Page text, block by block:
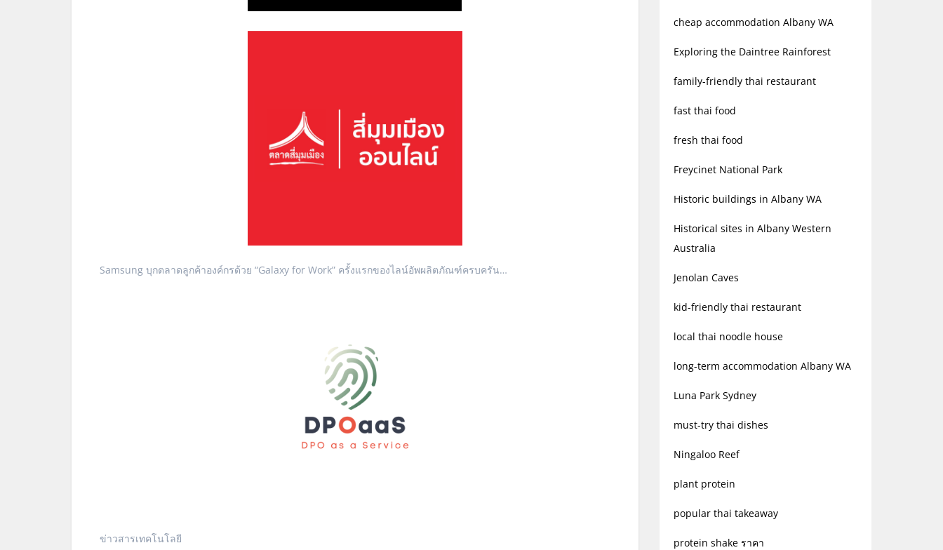
Samsung บุกตลาดลูกค้าองค์กรด้วย “Galaxy for Work” ครั้งแรกของไลน์อัพผลิตภัณฑ์ครบครัน…
ข่าวสารเทคโนโลยี
cheap accommodation Albany WA
Exploring the Daintree Rainforest
family-friendly thai restaurant
fast thai food
fresh thai food
Freycinet National Park
Historic buildings in Albany WA
Historical sites in Albany Western
Australia
Jenolan Caves
kid-friendly thai restaurant
local thai noodle house
long-term accommodation Albany WA
Luna Park Sydney
must-try thai dishes
Ningaloo Reef
plant protein
popular thai takeaway
protein shake ราคา